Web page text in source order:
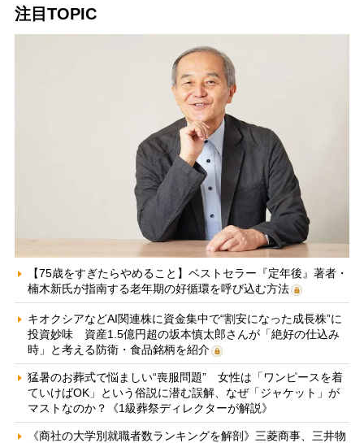
注目TOPIC
【75歳をすぎたらやめること】ベストセラー『定年後』著者・
楠木新氏が指南する老年期の好循環を呼び込む方法
キオクシアなどAI関連株に資金集中で“割安になった成長株”に
投資妙味 資産1.5億円超の坂本慎太郎さんが「絶好の仕込み
時」と考える防衛・食品銘柄を紹介
猛暑のお葬式で悩ましい“喪服問題” 女性は「ワンピースを着
ていけばOK」という俗説に潜む誤解、なぜ「ジャケット」が
マストなのか？《1級葬祭ディレクターが解説》
《商社の大学別就職者数ランキングを解剖》三菱商事、三井物